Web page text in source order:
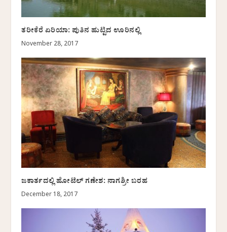
ತರೀಕೆರೆ ಏರಿಯಾ: ಪುತಿನ ಹುಟ್ಟಿದ ಊರಿನಲ್ಲಿ
November 28, 2017
ಜಕಾರ್ತದಲ್ಲಿ ಹೋಟೆಲ್ ಗಣೇಶ: ನಾಗಶ್ರೀ ಬರಹ
December 18, 2017